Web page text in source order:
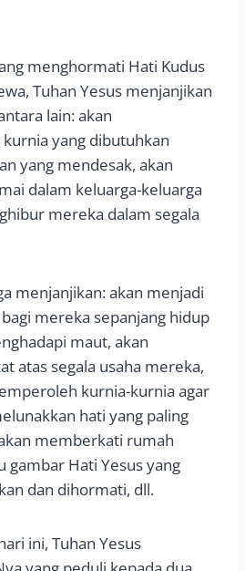
menghormati Hati Kudus
Tuhan Yesus menjanjikan
lain: akan
yang dibutuhkan
yang mendesak, akan
dalam keluarga-keluarga
mereka dalam segala
menjanjikan: akan menjadi
mereka sepanjang hidup
maut, akan
atas segala usaha mereka,
kurnia-kurnia agar
hati yang paling
memberkati rumah
gambar Hati Yesus yang
dan dihormati, dll.
ini, Tuhan Yesus